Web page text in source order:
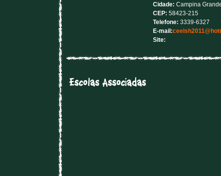
Cidade: Campina
CEP: 58423-215
Telefone: 3339-6327
E-mail:
Site: